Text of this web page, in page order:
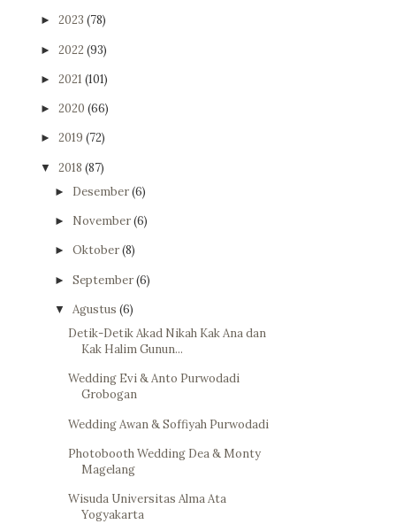
► 2023 (78)
► 2022 (93)
► 2021 (101)
► 2020 (66)
► 2019 (72)
▼ 2018 (87)
► Desember(6)
► November(6)
► Oktober(8)
► September(6)
▼ Agustus (6)
Detik-Detik Akad Nikah Kak Ana dan
Kak Halim Gunun...
Wedding Evi & Anto Purwodadi
Grobogan
Wedding Awan & Soffiyah Purwodadi
Photobooth Wedding Dea & Monty
Magelang
Wisuda Universitas Alma Ata
Yogyakarta